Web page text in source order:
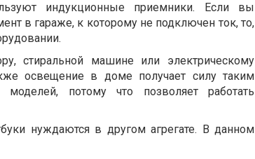
индукционные приемники. Если вы
в гараже, к которому не подключен ток, то,
стиральной машине или электрическому
освещение в доме получает силу таким
потому что позволяет работать
нуждаются в другом агрегате. В данном